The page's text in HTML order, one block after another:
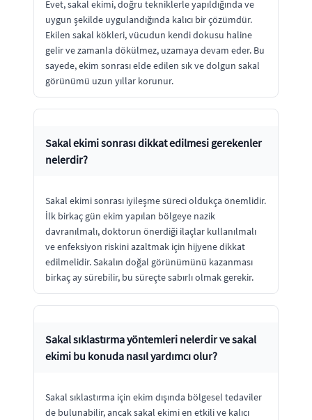
Evet, sakal ekimi, doğru tekniklerle yapıldığında ve
uygun şekilde uygulandığında kalıcı bir çözümdür.
Ekilen sakal kökleri, vücudun kendi dokusu haline
gelir ve zamanla dökülmez, uzamaya devam eder. Bu
sayede, ekim sonrası elde edilen sık ve dolgun sakal
görünümü uzun yıllar korunur.
Sakal ekimi sonrası dikkat edilmesi gerekenler
nelerdir?
Sakal ekimi sonrası iyileşme süreci oldukça önemlidir.
İlk birkaç gün ekim yapılan bölgeye nazik
davranılmalı, doktorun önerdiği ilaçlar kullanılmalı
ve enfeksiyon riskini azaltmak için hijyene dikkat
edilmelidir. Sakalın doğal görünümünü kazanması
birkaç ay sürebilir, bu süreçte sabırlı olmak gerekir.
Sakal sıklastırma yöntemleri nelerdir ve sakal
ekimi bu konuda nasıl yardımcı olur?
Sakal sıklastırma için ekim dışında bölgesel tedaviler
de bulunabilir, ancak sakal ekimi en etkili ve kalıcı